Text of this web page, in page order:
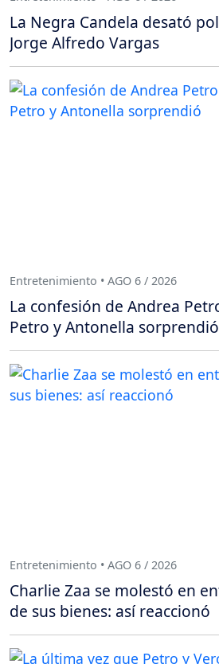
La Negra Candela desató
Jorge Alfredo Vargas
Entretenimiento • AGO 6 / 2026
La confesión de Andrea
Petro y Antonella sorprendió
Entretenimiento • AGO 6 / 2026
Charlie Zaa se molestó en
de sus bienes: así reaccionó